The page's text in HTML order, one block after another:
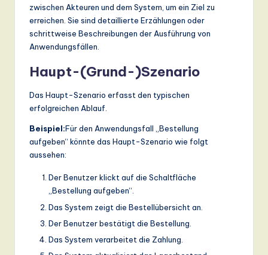
zwischen Akteuren und dem System, um ein Ziel zu
erreichen. Sie sind detaillierte Erzählungen oder
schrittweise Beschreibungen der Ausführung von
Anwendungsfällen.
Haupt-(Grund-)Szenario
Das Haupt-Szenario erfasst den typischen
erfolgreichen Ablauf.
Beispiel:Für den Anwendungsfall „Bestellung
aufgeben“ könnte das Haupt-Szenario wie folgt
aussehen:
Der Benutzer klickt auf die Schaltfläche
„Bestellung aufgeben“.
Das System zeigt die Bestellübersicht an.
Der Benutzer bestätigt die Bestellung.
Das System verarbeitet die Zahlung.